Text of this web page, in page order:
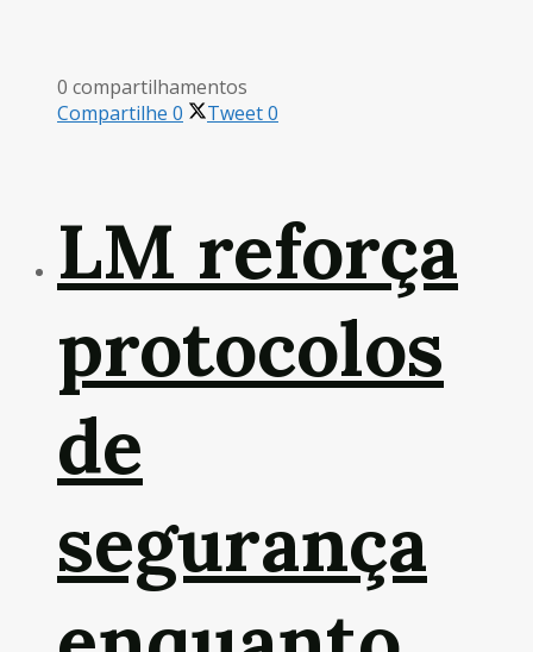
0 compartilhamentos
Compartilhe 0 Tweet0
LM reforça
protocolos
de
segurança